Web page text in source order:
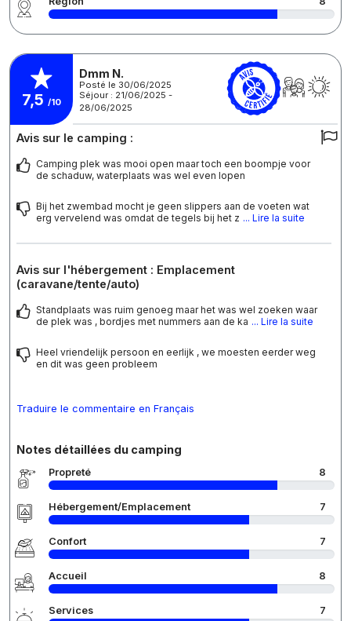
7,5 /10
Dmm N.
Posté le 30/06/2025
Séjour : 21/06/2025 -
28/06/2025
Avis sur le camping :
Camping plek was mooi open maar toch een boompje voor
de schaduw, waterplaats was wel even lopen
Bij het zwembad mocht je geen slippers aan de voeten wat
erg vervelend was omdat de tegels bij het z ... Lire la suite
Avis sur l'hébergement : Emplacement
(caravane/tente/auto)
Standplaats was ruim genoeg maar het was wel zoeken waar
de plek was , bordjes met nummers aan de ka ... Lire la suite
Heel vriendelijk persoon en eerlijk , we moesten eerder weg
en dit was geen probleem
Traduire le commentaire en Français
Notes détaillées du camping
Propreté 8
Hébergement/Emplacement 7
Confort 7
Accueil 8
Services 7